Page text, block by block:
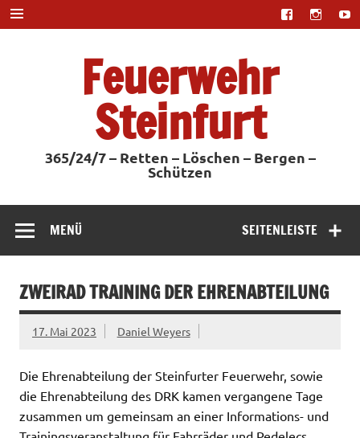
Zum
Inhalt
springen
Feuerwehr
Steinfurt
365/24/7 – Retten – Löschen – Bergen –
Schützen
SEITENLEISTE
MENÜ
ZWEIRAD TRAINING DER EHRENABTEILUNG
17. Mai 2023 Daniel Weyers
Die Ehrenabteilung der Steinfurter Feuerwehr, sowie
die Ehrenabteilung des DRK kamen vergangene Tage
zusammen um gemeinsam an einer Informations- und